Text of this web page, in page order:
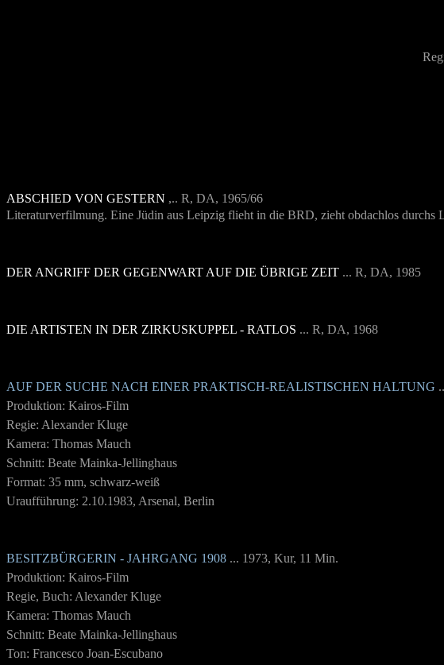
ABSCHIED VON GESTERN ,.. R, DA, 1965/66
Literaturverfilmung. Eine Jüdin aus Leipzig flieht in die BRD, zieht obdachlos
DER ANGRIFF DER GEGENWART AUF DIE ÜBRIGE ZEIT ... R, DA, 1985
DIE ARTISTEN IN DER ZIRKUSKUPPEL - RATLOS ... R, DA, 1968
AUF DER SUCHE NACH EINER PRAKTISCH-REALISTISCHEN HALTUNG
Produktion: Kairos-Film
Regie: Alexander Kluge
Kamera: Thomas Mauch
Schnitt: Beate Mainka-Jellinghaus
Format: 35 mm, schwarz-weiß
Uraufführung: 2.10.1983, Arsenal, Berlin
BESITZBÜRGERIN - JAHRGANG 1908 ... 1973, Kur, 11 Min.
Produktion: Kairos-Film
Regie, Buch: Alexander Kluge
Kamera: Thomas Mauch
Schnitt: Beate Mainka-Jellinghaus
Ton: Francesco Joan-Escubano